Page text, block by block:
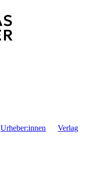
Urheber:innen Verlag